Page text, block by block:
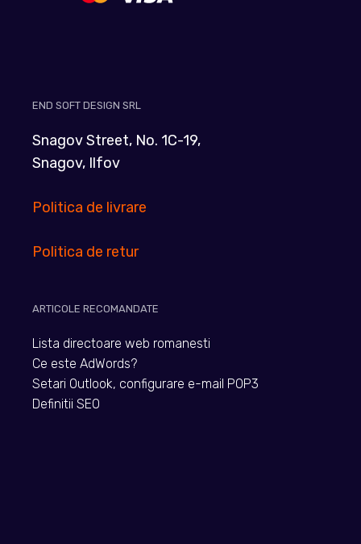
END SOFT DESIGN SRL
Snagov Street, No. 1C-19,
Snagov, Ilfov
Politica de livrare
Politica de retur
ARTICOLE RECOMANDATE
Lista directoare web romanesti
Ce este AdWords?
Setari Outlook, configurare e-mail POP3
Definitii SEO